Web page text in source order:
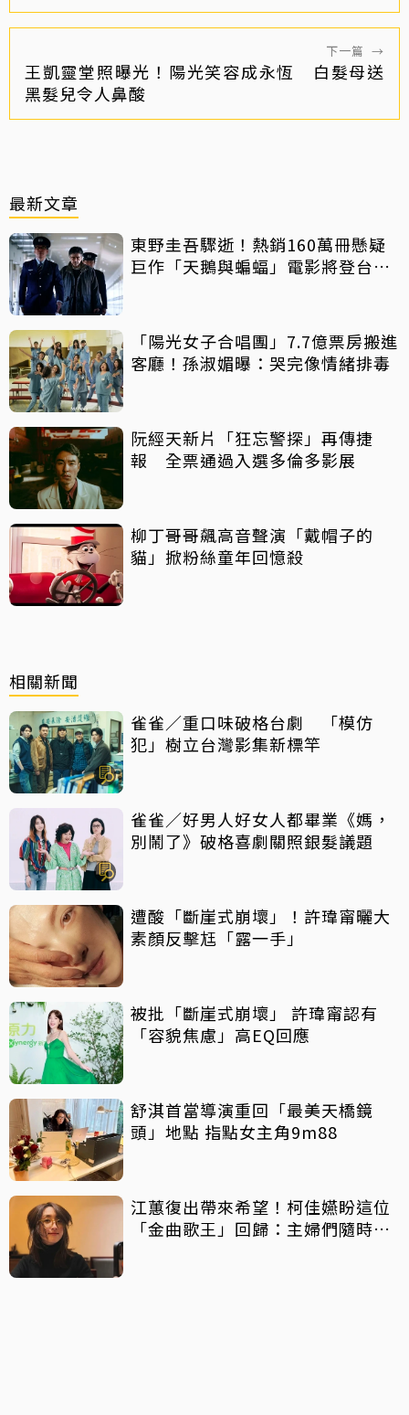
下一篇 →
王凱靈堂照曝光！陽光笑容成永恆 白髮母送
黑髮兒令人鼻酸
最新文章
東野圭吾驟逝！熱銷160萬冊懸疑
巨作「天鵝與蝙蝠」電影將登台上
「陽光女子合唱團」7.7億票房搬進
客廳！孫淑媚曝：哭完像情緒排毒
阮經天新片「狂忘警探」再傳捷
報 全票通過入選多倫多影展
柳丁哥哥飆高音聲演「戴帽子的
貓」掀粉絲童年回憶殺
相關新聞
雀雀／重口味破格台劇 「模仿
犯」樹立台灣影集新標竿
雀雀／好男人好女人都畢業《媽，
別鬧了》破格喜劇關照銀髮議題
遭酸「斷崖式崩壞」！許瑋甯曬大
素顏反擊尪「露一手」
被批「斷崖式崩壞」 許瑋甯認有
「容貌焦慮」高EQ回應
舒淇首當導演重回「最美天橋鏡
頭」地點 指點女主角9m88
江蕙復出帶來希望！柯佳嬿盼這位
「金曲歌王」回歸：主婦們隨時為